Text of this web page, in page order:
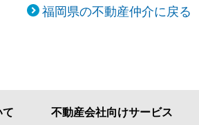
福岡県の不動産仲介に戻る
不動産会社向けサービス